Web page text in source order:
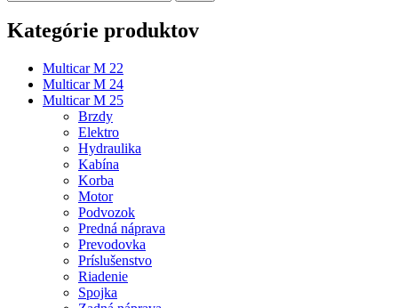
Kategórie produktov
Multicar M 22
Multicar M 24
Multicar M 25
Brzdy
Elektro
Hydraulika
Kabína
Korba
Motor
Podvozok
Predná náprava
Prevodovka
Príslušenstvo
Riadenie
Spojka